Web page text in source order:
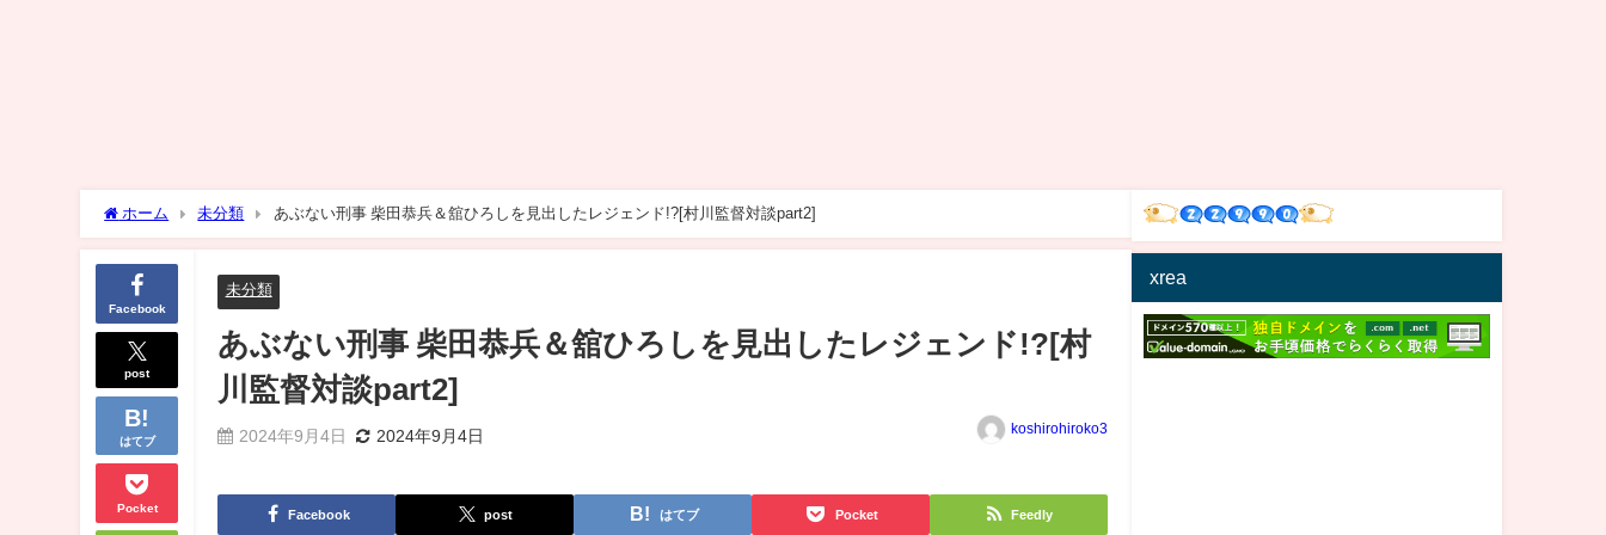
ホーム 未分類 あぶない刑事 柴田恭兵＆舘ひろしを見出したレジェンド!?[村川監督対談part2]
Facebook
post
はてブ
Pocket
未分類
あぶない刑事 柴田恭兵＆舘ひろしを見出したレジェンド!?[村
川監督対談part2]
2024年9月4日 2024年9月4日 koshirohiroko3
Facebook post はてブ Pocket Feedly
xrea